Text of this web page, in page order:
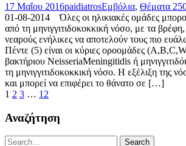
17 Μαΐου 2016paidiatrosΕμβόλια, Θέματα
01-08-2014 Όλες οι ηλικιακές ομάδες
από τη μηνιγγιτιδοκοκκική νόσο, με τα
νεαρούς ενήλικες να αποτελούν τους πιο
Πέντε (5) είναι οι κύριες οροομάδες
βακτήριου NeisseriaMeningitidis ή
τη μηνιγγιτιδοκοκκική νόσο. Η εξέλιξη της
και μπορεί να επιφέρει το θάνατο σε […]
1 2 3 … 12
Αναζήτηση